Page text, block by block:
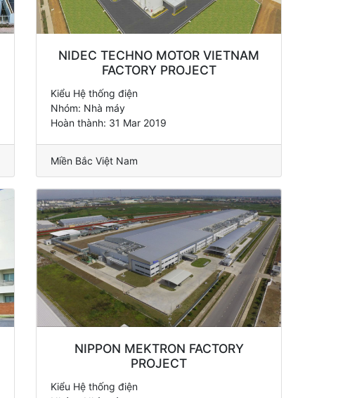
NIDEC TECHNO MOTOR VIETNAM
FACTORY PROJECT
Kiểu Hệ thống điện
Nhóm: Nhà máy
Hoàn thành: 31 Mar 2019
Miền Bắc Việt Nam
NIPPON MEKTRON FACTORY
PROJECT
Kiểu Hệ thống điện